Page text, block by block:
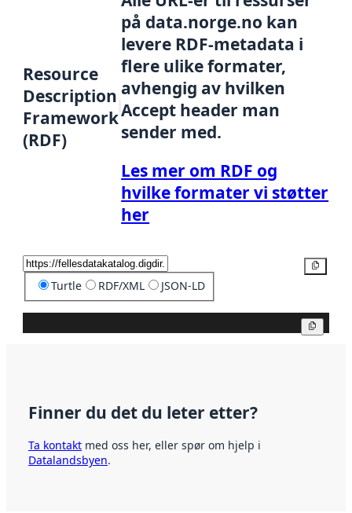
Resource
Description
Framework
(RDF)
på data.norge.no kan
levere RDF-metadata i
flere ulike formater,
avhengig av hvilken
Accept header man
sender med.
Les mer om RDF og
hvilke formater vi støtter
her
Turtle RDF/XML JSON-LD
Finner du det du leter etter?
Ta kontakt med oss her, eller spør om hjelp i
Datalandsbyen.